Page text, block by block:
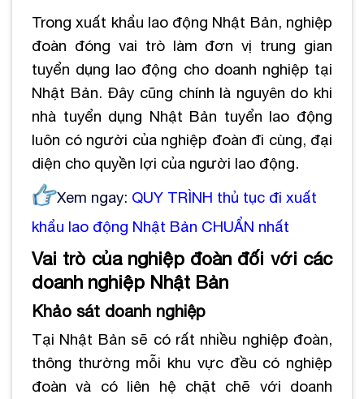
Trong xuất khẩu lao động Nhật Bản, nghiệp
đoàn đóng vai trò làm đơn vị trung gian
tuyển dụng lao động cho doanh nghiệp tại
Nhật Bản. Đây cũng chính là nguyên do khi
nhà tuyển dụng Nhật Bản tuyển lao động
luôn có người của nghiệp đoàn đi cùng, đại
diện cho quyền lợi của người lao động.
Xem ngay: QUY TRÌNH thủ tục đi xuất
khẩu lao động Nhật Bản CHUẨN nhất
Vai trò của nghiệp đoàn đối với các
doanh nghiệp Nhật Bản
Khảo sát doanh nghiệp
Tại Nhật Bản sẽ có rất nhiều nghiệp đoàn,
thông thường mỗi khu vực đều có nghiệp
đoàn và có liên hệ chặt chẽ với doanh